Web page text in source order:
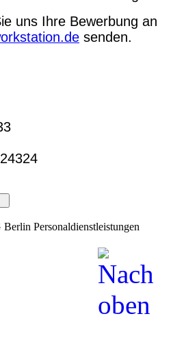
uns Ihre Bewerbung an
senden.
Personaldienstleistungen